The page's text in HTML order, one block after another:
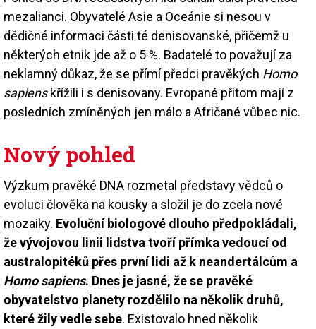
mezalianci. Obyvatelé Asie a Oceánie si nesou v
dědičné informaci části té denisovanské, přičemž u
některých etnik jde až o 5 %. Badatelé to považují za
neklamný důkaz, že se přímí předci pravěkých Homo
sapienskřížili i s denisovany. Evropané přitom mají z
posledních zmíněných jen málo a Afričané vůbec nic.
Nový pohled
Výzkum pravěké DNA rozmetal představy vědců o
evoluci člověka na kousky a složil je do zcela nové
mozaiky. Evoluční biologové dlouho předpokládali,
že vývojovou linii lidstva tvoří přímka vedoucí od
australopitéků přes první lidi až k neandertálcům a
Homo sapiens. Dnes je jasné, že se pravěké
obyvatelstvo planety rozdělilo na několik druhů,
které žily vedle sebe. Existovalo hned několik